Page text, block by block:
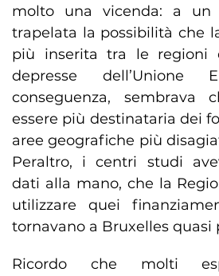
molto una vicenda: a un
trapelata la possibilità che
più inserita tra le regioni
depresse
conseguenza, sembrava
essere più destinataria dei
aree geografiche più
Peraltro, i centri studi
dati alla mano, che la
utilizzare quei
tornavano a Bruxelles quasi
Ricordo che molti